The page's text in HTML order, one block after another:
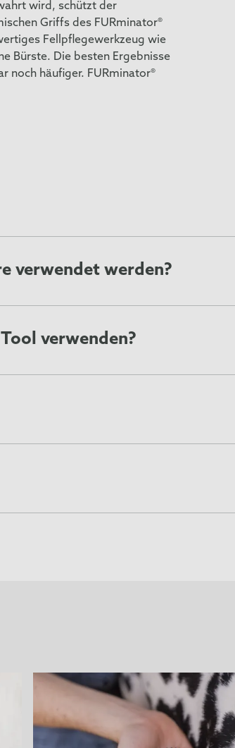
wird, schützt der
Griffs des FURminator®
Fellpflegewerkzeug wie
Bürste. Die besten Ergebnisse
noch häufiger. FURminator®
verwendet werden?
Liste helfen Ihnen dabei!
verwenden?
die abgerundeten Ecken des Skin
werden kann. Drücken Sie einfach den